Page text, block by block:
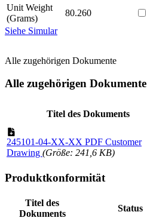
Unit Weight
(Grams)
80.260
Siehe Simular
Alle zugehörigen Dokumente
Alle zugehörigen Dokumente
Titel des Dokuments
245101-04-XX-XX PDF Customer
Drawing (Größe: 241,6 KB)
Produktkonformität
Titel des
Dokuments
Status